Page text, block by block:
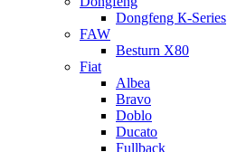
Dongfeng К-Series
FAW
Besturn Х80
Fiat
Albea
Bravo
Doblo
Ducato
Fullback